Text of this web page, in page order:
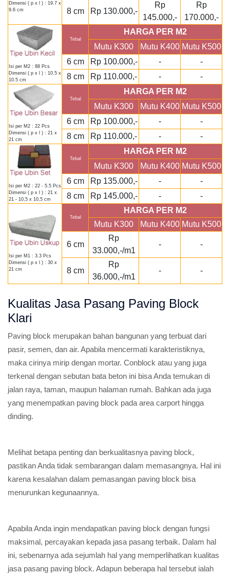
Dimensi ( p x l ) : 19.7 x
9.6 cm
8 cm Rp 130.000,-
Rp
145.000,-
Rp
170.000,-
Isi per M2 : 88 Pcs
Dimensi ( p x l ) : 10.5 x
10.5 cm
Tebal
HARGA PER M2
Mutu K300
Mutu K400 Mutu K500
6 cm
Rp 100.000,- -
-
8 cm
Rp 110.000,- - -
Isi per M2 : 22 Pcs
Dimensi ( p x l ) : 21 x
21 cm
Tebal
HARGA PER M2
Mutu K300
Mutu K400 Mutu K500
6 cm
Rp 100.000,- -
-
8 cm
Rp 110.000,- - -
Isi per M2 : 22 - 5.5 Pcs
Dimensi ( p x l ) : 21 x
21 - 10,5 x 10,5 cm
Tebal
HARGA PER M2
Mutu K300
Mutu K400 Mutu K500
6 cm
Rp 135.000,- -
-
8 cm
Rp 145.000,- - -
Isi per M1 : 3.3 Pcs
Dimensi ( p x l ) : 30 x
21 cm
Tebal
HARGA PER M2
Mutu K300
Mutu K400 Mutu K500
6 cm
Rp
33.000,-/m1
- -
8 cm
Rp
36.000,-/m1
- -
Kualitas Jasa Pasang Paving Block
Klari
Paving block merupakan bahan bangunan yang terbuat dari
pasir, semen, dan air. Apabila mencermati karakteristiknya,
maka cirinya mirip dengan mortar. Conblock atau yang juga
terkenal dengan sebutan bata beton ini bisa Anda temukan di
jalan raya, taman, maupun halaman rumah. Bahkan ada juga
yang menempatkan paving block pada area carport hingga
dinding.
Melihat betapa penting dan berkualitasnya paving block,
pastikan Anda tidak sembarangan dalam memasangnya. Hal ini
karena kesalahan dalam pemasangan paving block bisa
menurunkan kegunaannya.
Apabila Anda ingin mendapatkan paving block dengan fungsi
maksimal, percayakan kepada jasa pasang terbaik. Dalam hal
ini, sebenarnya ada sejumlah hal yang memperlihatkan kualitas
jasa pasang paving block. Adapun beberapa hal tersebut ialah